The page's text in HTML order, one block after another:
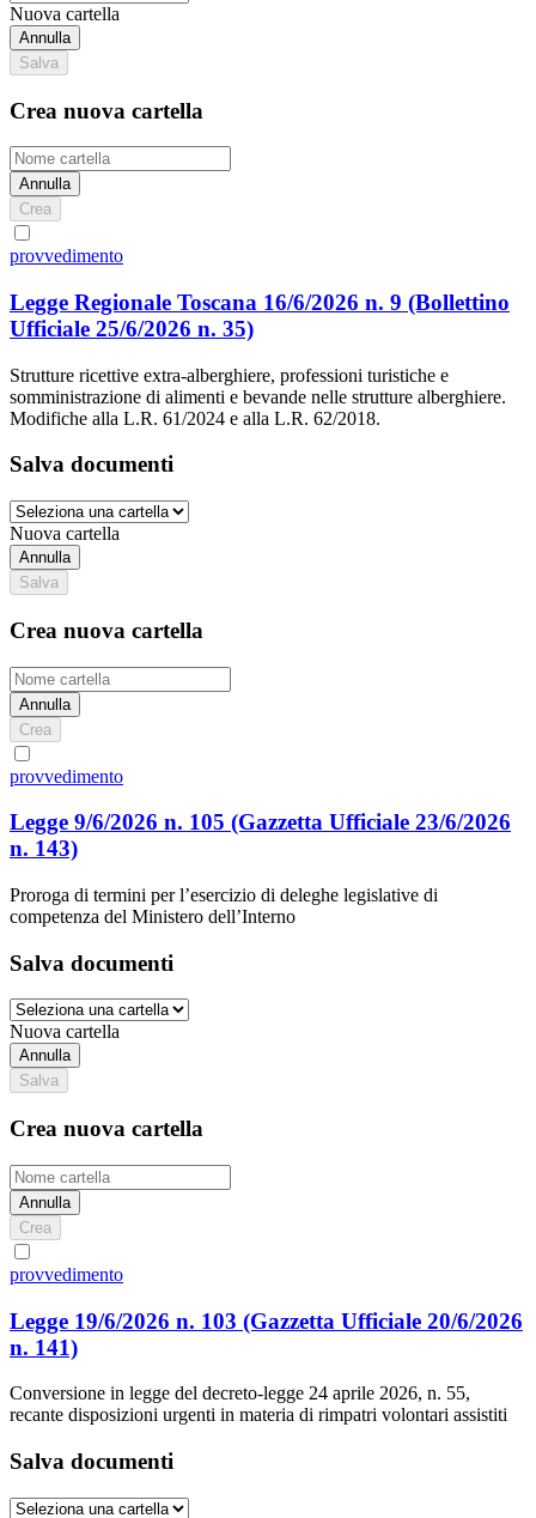
Nuova cartella
Annulla
Salva
Crea nuova cartella
Annulla
Crea
provvedimento
Legge Regionale Toscana 16/6/2026 n. 9 (Bollettino
Ufficiale 25/6/2026 n. 35)
Strutture ricettive extra-alberghiere, professioni turistiche e
somministrazione di alimenti e bevande nelle strutture alberghiere.
Modifiche alla L.R. 61/2024 e alla L.R. 62/2018.
Salva documenti
Nuova cartella
Annulla
Salva
Crea nuova cartella
Annulla
Crea
provvedimento
Legge 9/6/2026 n. 105 (Gazzetta Ufficiale 23/6/2026
n. 143)
Proroga di termini per l’esercizio di deleghe legislative di
competenza del Ministero dell’Interno
Salva documenti
Nuova cartella
Annulla
Salva
Crea nuova cartella
Annulla
Crea
provvedimento
Legge 19/6/2026 n. 103 (Gazzetta Ufficiale 20/6/2026
n. 141)
Conversione in legge del decreto-legge 24 aprile 2026, n. 55,
recante disposizioni urgenti in materia di rimpatri volontari assistiti
Salva documenti